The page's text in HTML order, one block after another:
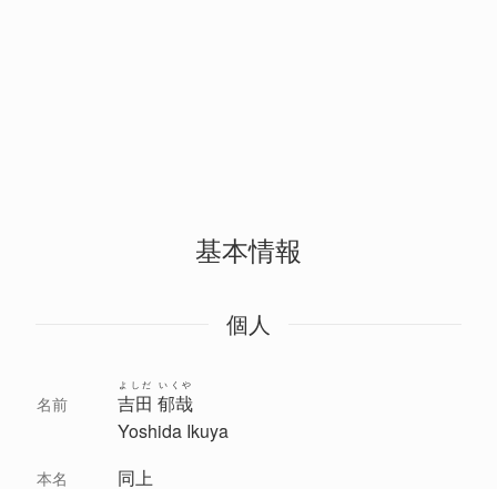
基本情報
個人
名前 吉田 郁哉
よしだ いくや
Yoshida Ikuya
本名 同上